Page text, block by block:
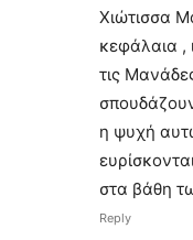
Χιώτισσα
κεφάλαια ,
τις
η ψυχή
στα βάθη
Reply